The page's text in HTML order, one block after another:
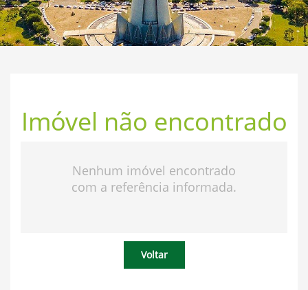
Imóvel não encontrado
Nenhum imóvel encontrado
com a referência informada.
Voltar